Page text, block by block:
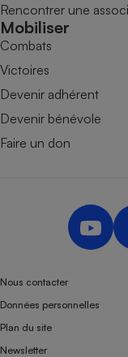
Rencontrer une
Mobiliser
Combats
Victoires
Devenir adhérent
Devenir bénévole
Faire un don
Nous contacter
Données personnelles
Plan du site
Newsletter